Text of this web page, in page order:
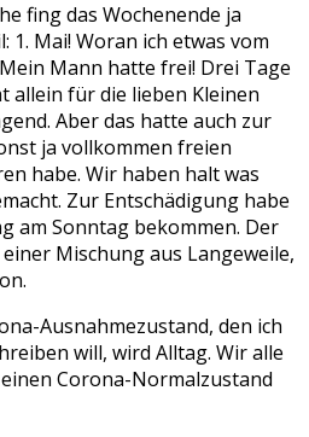
fing das Wochenende ja
1. Mai! Woran ich etwas vom
Mann hatte frei! Drei Tage
allein für die lieben Kleinen
Aber das hatte auch zur
ja vollkommen freien
habe. Wir haben halt was
Zur Entschädigung habe
am Sonntag bekommen. Der
Mischung aus Langeweile,
Ausnahmezustand, den ich
will, wird Alltag. Wir alle
Corona-Normalzustand